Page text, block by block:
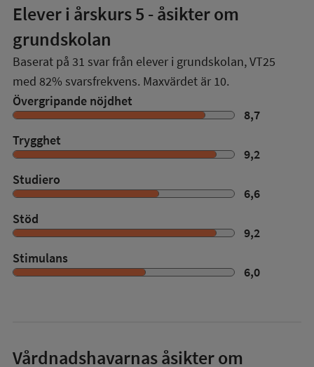
Elever i årskurs 5 - åsikter om
grundskolan
Baserat på 31 svar från elever i grundskolan,VT25
med 82% svarsfrekvens. Maxvärdet är 10.
Övergripande nöjdhet
8,7
Trygghet
9,2
Studiero
6,6
Stöd
9,2
Stimulans
6,0
Vårdnadshavarnas åsikter om